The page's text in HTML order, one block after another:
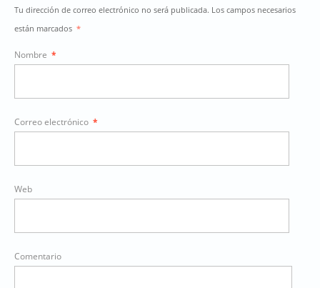
Tu dirección de correo electrónico no será publicada. Los campos necesarios
están marcados *
Nombre *
Correo electrónico *
Web
Comentario